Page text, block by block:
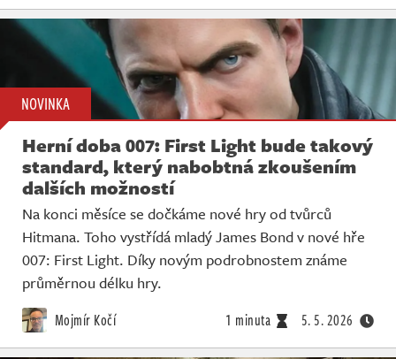
NOVINKA
Herní doba 007: First Light bude takový
standard, který nabobtná zkoušením
dalších možností
Na konci měsíce se dočkáme nové hry od tvůrců
Hitmana. Toho vystřídá mladý James Bond v nové hře
007: First Light. Díky novým podrobnostem známe
průměrnou délku hry.
Mojmír Kočí 1 minuta 5. 5. 2026